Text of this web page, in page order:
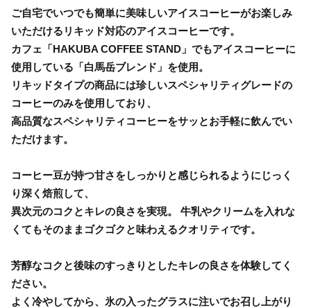
ご自宅でいつでも簡単に美味しいアイスコーヒーがお楽しみ
いただけるリキッド対応のアイスコーヒーです。
カフェ「HAKUBA COFFEE STAND」でもアイスコーヒーに
使用している「白馬岳ブレンド」を使用。
リキッドタイプの商品には珍しいスペシャリティグレードの
コーヒーのみを使用しており、
高品質なスペシャリティコーヒーをサッとお手軽に飲んでい
ただけます。
コーヒー豆が持つ甘さをしっかりと感じられるようにじっく
り深く焙煎して、
異次元のコクとキレの良さを実現。 牛乳やクリームを入れな
くてもそのままゴクゴクと味わえるクオリティです。
芳醇なコクと後味のすっきりとしたキレの良さを体験してく
ださい。
よく冷やしてから、氷の入ったグラスに注いでお召し上がり